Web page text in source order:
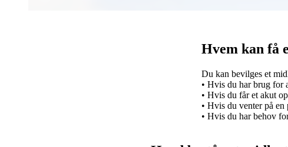
Hvem kan få
Du kan bevilges et
• Hvis du har brug
• Hvis du får et akut
• Hvis du venter på
• Hvis du har behov